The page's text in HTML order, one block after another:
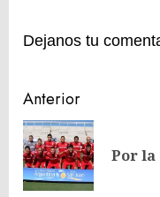
Dejanos tu
Navegación
de
entradas
Anterior
Por la